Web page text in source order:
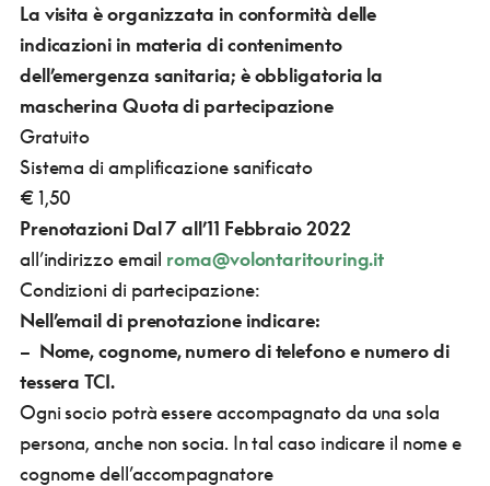
La visita è organizzata in conformità delle
indicazioni in materia di contenimento
dell’emergenza sanitaria; è obbligatoria la
mascherina Quota di partecipazione
Gratuito
Sistema di amplificazione sanificato
€ 1,50
PrenotazioniDal 7 all’11 Febbraio 2022
all’indirizzo email roma@volontaritouring.it
Condizioni di partecipazione:
Nell’email di prenotazioneindicare:
– Nome, cognome, numero di telefono e numero di
tessera TCI.
Ogni socio potrà essere accompagnato da una sola
persona, anche non socia. In tal caso indicare il nome e
cognome dell’accompagnatore